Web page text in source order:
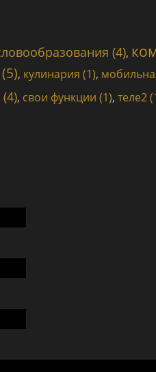
(4),
, кулинария (1),
, свои функции (1), теле2